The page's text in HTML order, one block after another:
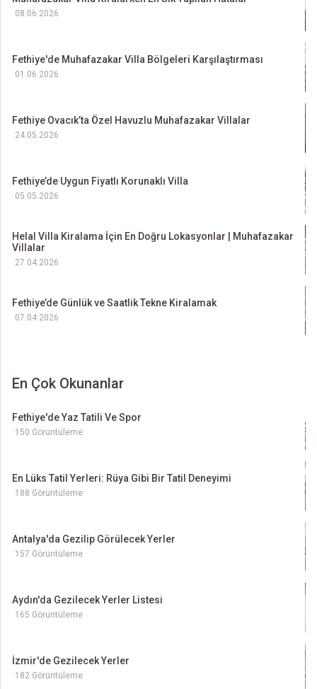
08.06.2026
Fethiye'de Muhafazakar Villa Bölgeleri Karşılaştırması
01.06.2026
Fethiye Ovacık’ta Özel Havuzlu Muhafazakar Villalar
24.05.2026
Fethiye’de Uygun Fiyatlı Korunaklı Villa
05.05.2026
Helal Villa Kiralama İçin En Doğru Lokasyonlar | Muhafazakar
Villalar
27.04.2026
Fethiye’de Günlük ve Saatlik Tekne Kiralamak
07.04.2026
En Çok Okunanlar
Fethiye'de Yaz Tatili Ve Spor
150 Görüntüleme
En Lüks Tatil Yerleri: Rüya Gibi Bir Tatil Deneyimi
188 Görüntüleme
Antalya'da Gezilip Görülecek Yerler
157 Görüntüleme
Aydın'da Gezilecek Yerler Listesi
165 Görüntüleme
İzmir'de Gezilecek Yerler
182 Görüntüleme